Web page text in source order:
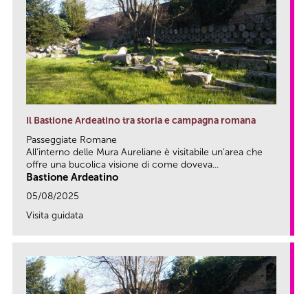
Il Bastione Ardeatino tra storia e campagna romana
Passeggiate Romane
All’interno delle Mura Aureliane è visitabile un’area che
offre una bucolica visione di come doveva...
Bastione Ardeatino
05/08/2025
Visita guidata